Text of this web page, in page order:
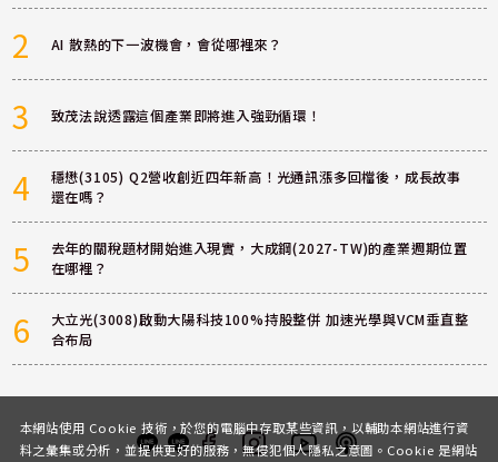
2 AI 散熱的下一波機會，會從哪裡來？
3 致茂法說透露這個產業即將進入強勁循環！
4
穩懋(3105) Q2營收創近四年新高！光通訊漲多回檔後，成長故事
還在嗎？
5
去年的關稅題材開始進入現實，大成鋼(2027-TW)的產業週期位置
在哪裡？
6
大立光(3008)啟動大陽科技100%持股整併 加速光學與VCM垂直整
合布局
本網站使用 Cookie 技術，於您的電腦中存取某些資訊，以輔助本網站進行資
料之彙集或分析，並提供更好的服務，無侵犯個人隱私之意圖。Cookie 是網站